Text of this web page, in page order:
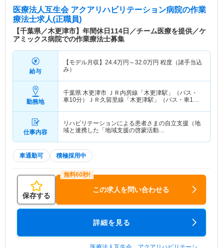
医療法人互生会 アクアリハビリテーション病院の作業
療法士求人(正職員)
【千葉県／木更津市】年間休日114日／チーム医療を提供／ケ
アミックス病院での作業療法士募集
給与
【モデル月収】 24.4万円～32.0万円 程度（諸手当込
み）
勤務地
千葉県 木更津市 ＪＲ内房線「木更津駅」（バス・
車10分）ＪＲ久留里線「木更津駅」（バス・車10
仕事内容
リハビリテーションによる患者さまの自立支援（地
域と連携した「地域支援の啓蒙活動…
車通勤可 積極採用中
保存する
この求人を問い合わせる
詳細を見る